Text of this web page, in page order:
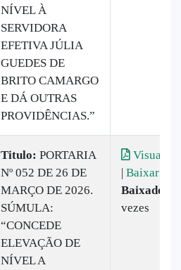
NÍVEL À
SERVIDORA
EFETIVA JÚLIA
GUEDES DE
BRITO CAMARGO
E DÁ OUTRAS
PROVIDÊNCIAS.”
Titulo: PORTARIA
Nº 052 DE 26 DE
MARÇO DE 2026.
SÚMULA:
“CONCEDE
ELEVAÇÃO DE
NÍVEL A
| Baixar
Baixado:
vezes